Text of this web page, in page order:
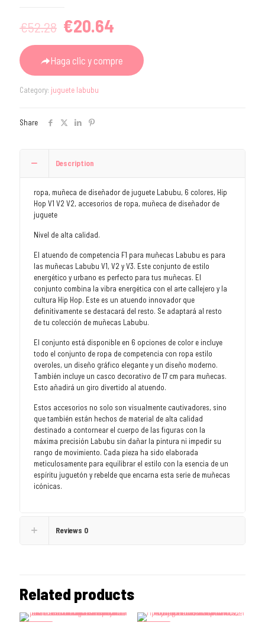
€52.28 Original
price
was:
€52.28.
€20.64
price
is:
€20.64.
Haga clic y compre
Category: juguete labubu
Share
Description
ropa, muñeca de diseñador de juguete Labubu, 6 colores, Hip
Hop V1 V2 V2, accesorios de ropa, muñeca de diseñador de
juguete
Nivel de alta calidad.
El atuendo de competencia F1 para muñecas Labubu es para
las muñecas Labubu V1, V2 y V3. Este conjunto de estilo
energético y urbano es perfecto para tus muñecas. El
conjunto combina la vibra energética con el arte callejero y la
cultura Hip Hop. Este es un atuendo innovador que
definitivamente se destacará del resto. Se adaptará al resto
de tu colección de muñecas Labubu.
El conjunto está disponible en 6 opciones de color e incluye
todo el conjunto de ropa de competencia con ropa estilo
overoles, un diseño gráfico elegante y un diseño moderno.
También incluye un casco decorativo de 17 cm para muñecas.
Esto añadirá un giro divertido al atuendo.
Estos accesorios no solo son visualmente cautivadores, sino
que también están hechos de material de alta calidad
destinado a contornear el cuerpo de las figuras con la
máxima precisión Labubu sin dañar la pintura ni impedir su
rango de movimiento. Cada pieza ha sido elaborada
meticulosamente para equilibrar el estilo con la esencia de un
espíritu juguetón y rebelde que encarna esta serie de muñecas
icónicas.
Reviews 0
Related products